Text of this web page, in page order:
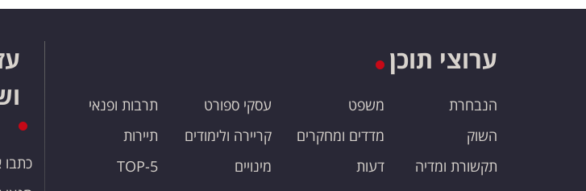
ערוצי תוכן
הנבחרת
השוק
תקשורת ומדיה
משפט
מדדים ומחקרים
דעות
עסקי ספורט
קריירה ולימודים
מינויים
תרבות ופנאי
תיירות
TOP-5
כתבו